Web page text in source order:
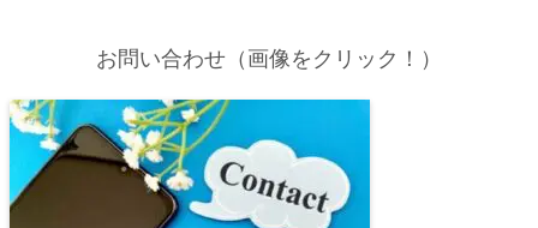
お問い合わせ（画像をクリック！）